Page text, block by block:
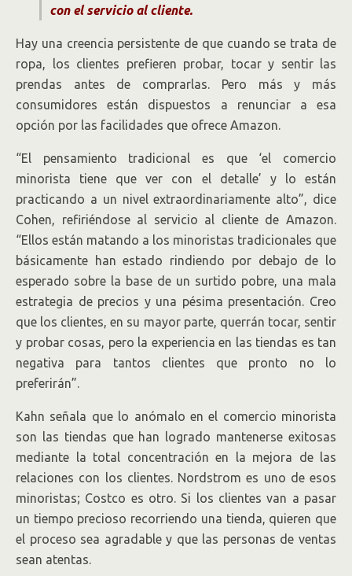
con el servicio al cliente.
Hay una creencia persistente de que cuando se trata de
ropa, los clientes prefieren probar, tocar y sentir las
prendas antes de comprarlas. Pero más y más
consumidores están dispuestos a renunciar a esa
opción por las facilidades que ofrece Amazon.
“El pensamiento tradicional es que ‘el comercio
minorista tiene que ver con el detalle’ y lo están
practicando a un nivel extraordinariamente alto”, dice
Cohen, refiriéndose al servicio al cliente de Amazon.
“Ellos están matando a los minoristas tradicionales que
básicamente han estado rindiendo por debajo de lo
esperado sobre la base de un surtido pobre, una mala
estrategia de precios y una pésima presentación. Creo
que los clientes, en su mayor parte, querrán tocar, sentir
y probar cosas, pero la experiencia en las tiendas es tan
negativa para tantos clientes que pronto no lo
preferirán”.
Kahn señala que lo anómalo en el comercio minorista
son las tiendas que han logrado mantenerse exitosas
mediante la total concentración en la mejora de las
relaciones con los clientes. Nordstrom es uno de esos
minoristas; Costco es otro. Si los clientes van a pasar
un tiempo precioso recorriendo una tienda, quieren que
el proceso sea agradable y que las personas de ventas
sean atentas.